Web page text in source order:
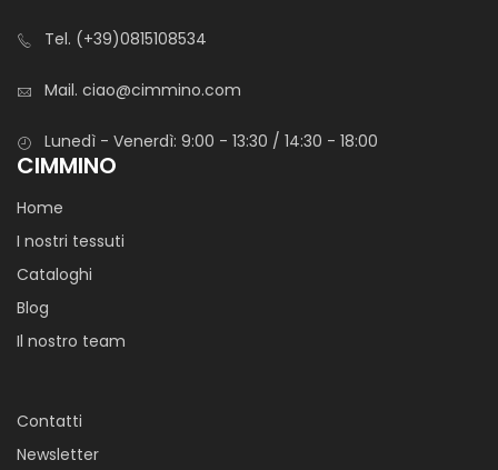
Tel. (+39)0815108534
Mail. ciao@cimmino.com
Lunedì - Venerdì: 9:00 - 13:30 / 14:30 - 18:00
CIMMINO
Home
I nostri tessuti
Cataloghi
Blog
Il nostro team
Contatti
Newsletter